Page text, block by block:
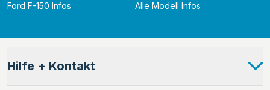
Ford F-150 Infos Alle Modell Infos
Hilfe + Kontakt